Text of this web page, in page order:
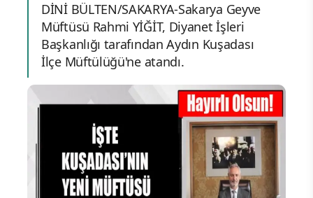
DİNİ BÜLTEN/SAKARYA-Sakarya Geyve
Müftüsü Rahmi YİĞİT, Diyanet İşleri
Başkanlığı tarafından Aydın Kuşadası
İlçe Müftülüğü'ne atandı.